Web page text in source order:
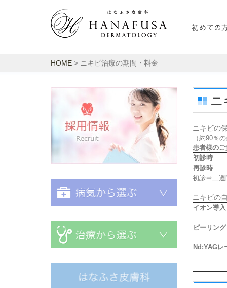
HOME > ニキビ治療の期間・料金
ニ
ニキビの
（約90％
患者様の
初診時
再診時
初診⇒二週
ニキビの
イオン導入
ピーリン
Nd:YAGレ
採用情報